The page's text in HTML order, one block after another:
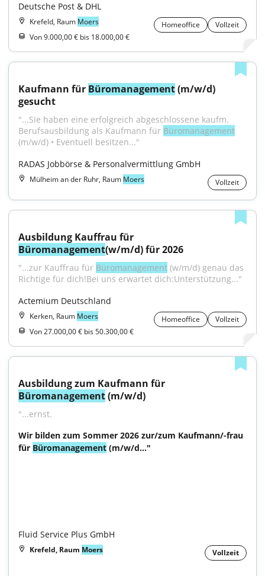
Deutsche Post & DHL
Krefeld, Raum Moers Homeoffice
Vollzeit
Von 9.000,00 € bis 18.000,00 €
Kaufmann für Büromanagement (m/w/d)
gesucht
"...Sie haben eine erfolgreich abgeschlossene kaufm.
Berufsausbildung als Kaufmann für Büromanagement
(m/w/d) • Eventuell besitzen..."
RADAS Jobbörse & Personalvermittlung GmbH
Mülheim an der Ruhr, Raum Moers Vollzeit
Büromanagement(w/m/d) für 2026
"...zur Kauffrau für Büromanagement (w/m/d) genau das
Richtige für dich!Bei uns erwartet dich:Unterstützung..."
Actemium Deutschland
Kerken, Raum Moers Homeoffice
Vollzeit
Von 27.000,00 € bis 50.300,00 €
Büromanagement (m/w/d)
"...ernst.
Wir bilden zum Sommer 2026 zur/zum Kaufmann/-frau
für Büromanagement (m/w/d..."
Fluid Service Plus GmbH
Krefeld, Raum Moers Vollzeit